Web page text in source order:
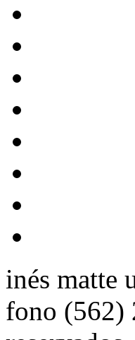
inés matte
fono (562)